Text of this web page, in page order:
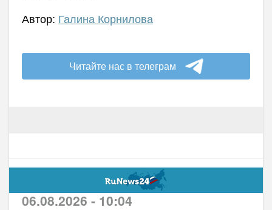
Автор: Галина Корнилова
Читайте нас в телеграм
06.08.2026 - 10:04